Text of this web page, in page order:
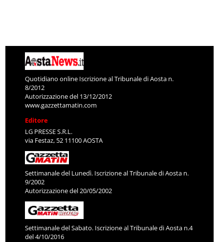
Quotidiano online Iscrizione al Tribunale di Aosta n.
8/2012
Autorizzazione del 13/12/2012
www.gazzettamatin.com
Editore
LG PRESSE S.R.L.
via Festaz, 52 11100 AOSTA
Settimanale del Lunedì. Iscrizione al Tribunale di Aosta n.
9/2002
Autorizzazione del 20/05/2002
Settimanale del Sabato. Iscrizione al Tribunale di Aosta n.4
del 4/10/2016